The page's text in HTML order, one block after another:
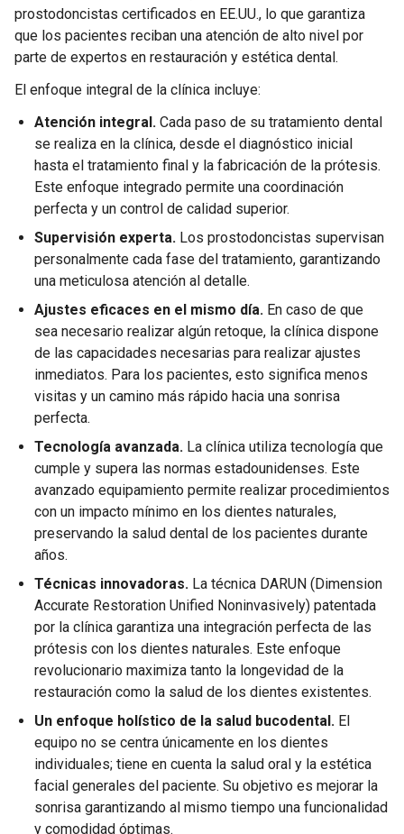
prostodoncistas certificados en EE.UU., lo que garantiza
que los pacientes reciban una atención de alto nivel por
parte de expertos en restauración y estética dental.
El enfoque integral de la clínica incluye:
Atención integral. Cada paso de su tratamiento dental
se realiza en la clínica, desde el diagnóstico inicial
hasta el tratamiento final y la fabricación de la prótesis.
Este enfoque integrado permite una coordinación
perfecta y un control de calidad superior.
Supervisión experta. Los prostodoncistas supervisan
personalmente cada fase del tratamiento, garantizando
una meticulosa atención al detalle.
Ajustes eficaces en el mismo día. En caso de que
sea necesario realizar algún retoque, la clínica dispone
de las capacidades necesarias para realizar ajustes
inmediatos. Para los pacientes, esto significa menos
visitas y un camino más rápido hacia una sonrisa
perfecta.
Tecnología avanzada. La clínica utiliza tecnología que
cumple y supera las normas estadounidenses. Este
avanzado equipamiento permite realizar procedimientos
con un impacto mínimo en los dientes naturales,
preservando la salud dental de los pacientes durante
años.
Técnicas innovadoras. La técnica DARUN (Dimension
Accurate Restoration Unified Noninvasively) patentada
por la clínica garantiza una integración perfecta de las
prótesis con los dientes naturales. Este enfoque
revolucionario maximiza tanto la longevidad de la
restauración como la salud de los dientes existentes.
Un enfoque holístico de la salud bucodental. El
equipo no se centra únicamente en los dientes
individuales; tiene en cuenta la salud oral y la estética
facial generales del paciente. Su objetivo es mejorar la
sonrisa garantizando al mismo tiempo una funcionalidad
y comodidad óptimas.